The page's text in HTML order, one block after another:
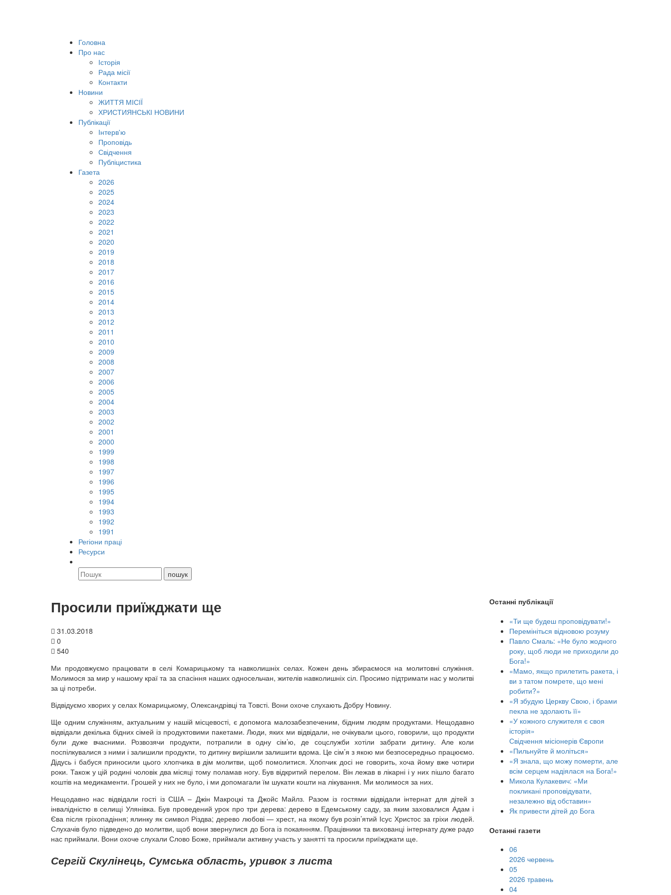
Головна
Про нас
Історія
Рада місії
Контакти
Новини
ЖИТТЯ МІСІЇ
ХРИСТИЯНСЬКІ НОВИНИ
Публікації
Інтерв'ю
Проповідь
Свідчення
Публіцистика
Газета
2026
2025
2024
2023
2022
2021
2020
2019
2018
2017
2016
2015
2014
2013
2012
2011
2010
2009
2008
2007
2006
2005
2004
2003
2002
2001
2000
1999
1998
1997
1996
1995
1994
1993
1992
1991
Регіони праці
Ресурси
Просили приїжджати ще
31.03.2018
0
540
Ми продовжуємо працювати в селі Комарицькому та навколишніх селах. Кожен день збираємося на молитовні служіння.
Молимося за мир у нашому краї та за спасіння наших односельчан, жителів навколишніх сіл. Просимо підтримати нас у молитві
за ці потреби.
Відвідуємо хворих у селах Комарицькому, Олександрівці та Товсті. Вони охоче слухають Добру Новину.
Ще одним служінням, актуальним у нашій місцевості, є допомога малозабезпеченим, бідним людям продуктами. Нещодавно
відвідали декілька бідних сімей із продуктовими пакетами. Люди, яких ми відвідали, не очікували цього, говорили, що продукти
були дуже вчасними. Розвозячи продукти, потрапили в одну сім’ю, де соцслужби хотіли забрати дитину. Але коли
поспілкувалися з ними і залишили продукти, то дитину вирішили залишити вдома. Це сім’я з якою ми безпосередньо працюємо.
Дідусь і бабуся приносили цього хлопчика в дім молитви, щоб помолитися. Хлопчик досі не говорить, хоча йому вже чотири
роки. Також у цій родині чоловік два місяці тому поламав ногу. Був відкритий перелом. Він лежав в лікарні і у них пішло багато
коштів на медикаменти. Грошей у них не було, і ми допомагали їм шукати кошти на лікування. Ми молимося за них.
Нещодавно нас відвідали гості із США – Джін Макроцкі та Джойс Майлз. Разом із гостями відвідали інтернат для дітей з
інвалідністю в селищі Улянівка. Був проведений урок про три дерева: дерево в Едемському саду, за яким заховалися Адам і
Єва після гріхопадіння; ялинку як символ Різдва; дерево любові — хрест, на якому був розіп’ятий Ісус Христос за гріхи людей.
Слухачів було підведено до молитви, щоб вони звернулися до Бога із покаянням. Працівники та вихованці інтернату дуже радо
нас приймали. Вони охоче слухали Слово Боже, приймали активну участь у занятті та просили приїжджати ще.
Сергій Скулінець, Сумська область, уривок з листа
Останні публікації
«Ти ще будеш проповідувати!»
Перемініться відновою розуму
Павло Смаль: «Не було жодного
року, щоб люди не приходили до
Бога!»
«Мамо, якщо прилетить ракета, і
ви з татом помрете, що мені
робити?»
«Я збудую Церкву Свою, і брами
пекла не здолають її»
«У кожного служителя є своя
історія»
Свідчення місіонерів Європи
«Пильнуйте й моліться»
«Я знала, що можу померти, але
всім серцем надіялася на Бога!»
Микола Кулакевич: «Ми
покликані проповідувати,
незалежно від обставин»
Як привести дітей до Бога
Останні газети
06
2026 червень
05
2026 травень
04